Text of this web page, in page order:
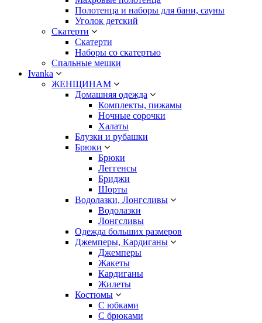
Полотенца и наборы для бани, сауны
Уголок детский
Скатерти
Скатерти
Наборы со скатертью
Спальные мешки
Ivanka
ЖЕНЩИНАМ
Домашняя одежда
Комплекты, пижамы
Ночные сорочки
Халаты
Блузки и рубашки
Брюки
Брюки
Леггенсы
Бриджи
Шорты
Водолазки, Лонгсливы
Водолазки
Лонгсливы
Одежда больших размеров
Джемперы, Кардиганы
Джемперы
Жакеты
Кардиганы
Жилеты
Костюмы
С юбками
С брюками